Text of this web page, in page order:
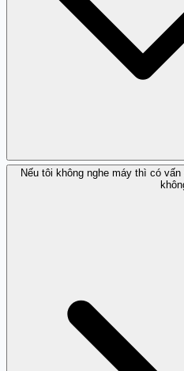
Bạn có thể theo dõi các bài
Nếu tôi không nghe máy thì có